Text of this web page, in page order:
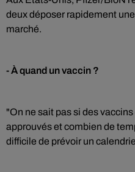
deux déposer rapidement
marché.
- À quand un vaccin ?
"On ne sait pas si des
approuvés et combien de
difficile de prévoir un